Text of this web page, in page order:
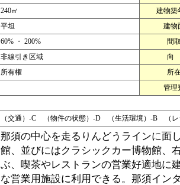
240㎡
建物築
平坦
建物
60% ・ 200%
間
非線引き区域
向
所有権
所
管理
（交通）-C （物件の状態）-D （生活環境）-B （
那須の中心を走るりんどうラインに面
館、並びにはクラシックカー博物館、
ぶ、喫茶やレストランの営業好適地に
な営業用施設に利用できる。那須イン